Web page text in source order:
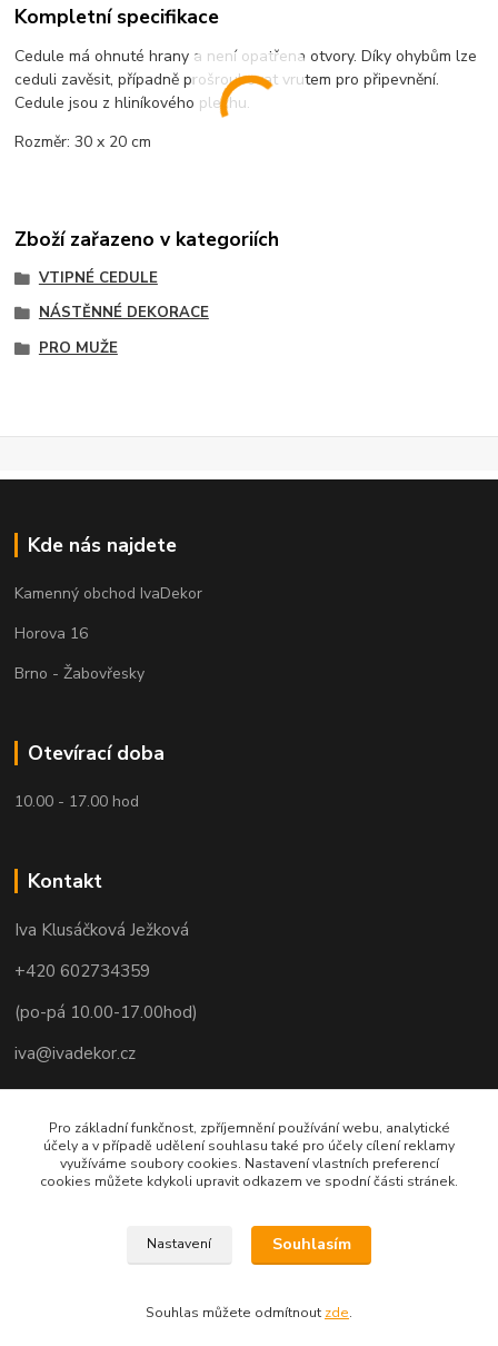
Kompletní specifikace
Cedule má ohnuté hrany a není opatřena otvory. Díky ohybům lze
ceduli zavěsit, případně prošroubovat vrutem pro připevnění.
Cedule jsou z hliníkového plechu.
Rozměr: 30 x 20 cm
Zboží zařazeno v kategoriích
VTIPNÉ CEDULE
NÁSTĚNNÉ DEKORACE
PRO MUŽE
Kde nás najdete
Kamenný obchod IvaDekor
Horova 16
Brno - Žabovřesky
Otevírací doba
10.00 - 17.00 hod
Kontakt
Iva Klusáčková Ježková
+420 602734359
(po-pá 10.00-17.00hod)
iva@ivadekor.cz
Pro základní funkčnost, zpříjemnění používání webu, analytické
účely a v případě udělení souhlasu také pro účely cílení reklamy
využíváme soubory cookies. Nastavení vlastních preferencí
cookies můžete kdykoli upravit odkazem ve spodní části stránek.
Nastavení Souhlasím
Souhlas můžete odmítnout zde.